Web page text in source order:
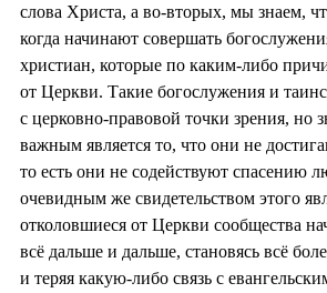
слова Христа, а во-вторых, мы знаем,
когда начинают совершать
христиан, которые по каким-либо
от Церкви. Такие богослужения и
с церковно-правовой точки зрения, но
важным является то, что они не
то есть они не содействуют спасению
очевидным же свидетельством этого
отколовшиеся от Церкви сообщества
всё дальше и дальше, становясь всё
и теряя какую-либо связь с